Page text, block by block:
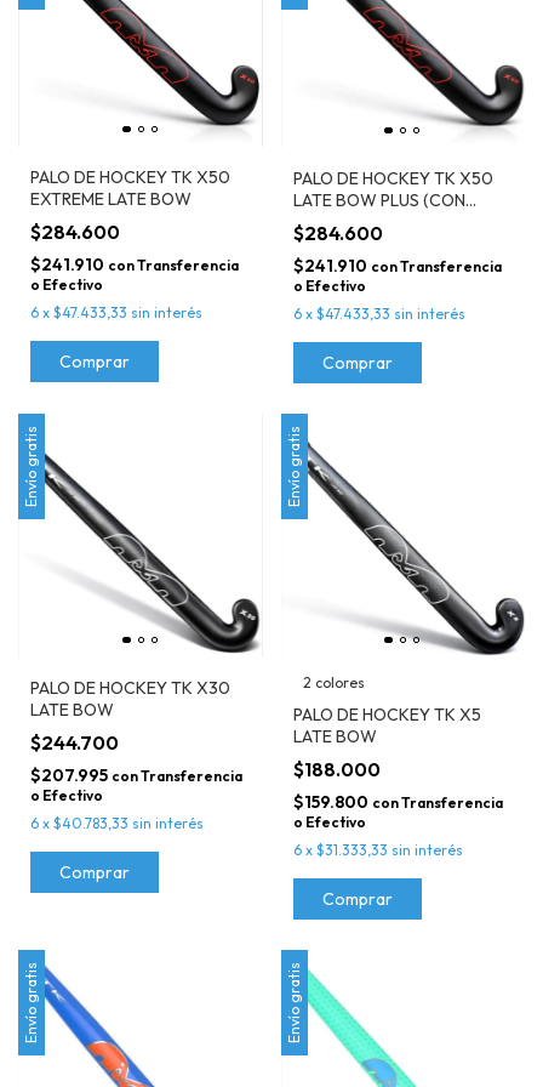
PALO DE HOCKEY TK X50
EXTREME LATE BOW
$284.600
$241.910 conTransferencia
o Efectivo
6 x $47.433,33 sin interés
Comprar
PALO DE HOCKEY TK X50
LATE BOW PLUS (CON
CANALETA)
$284.600
$241.910 conTransferencia
o Efectivo
6 x $47.433,33 sin interés
Comprar
Envío gratis
PALO DE HOCKEY TK X30
LATE BOW
$244.700
$207.995 conTransferencia
o Efectivo
6 x $40.783,33 sin interés
Comprar
Envío gratis
2 colores
PALO DE HOCKEY TK X5
LATE BOW
$188.000
$159.800 conTransferencia
o Efectivo
6 x $31.333,33 sin interés
Comprar
Envío gratis Envío gratis